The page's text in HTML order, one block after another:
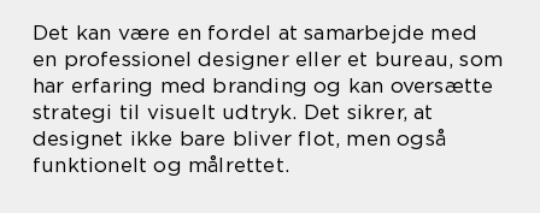
Det kan være en fordel at samarbejde med
en professionel designer eller et bureau, som
har erfaring med branding og kan oversætte
strategi til visuelt udtryk. Det sikrer, at
designet ikke bare bliver flot, men også
funktionelt og målrettet.